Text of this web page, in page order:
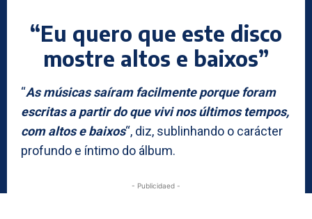
“Eu quero que este disco
mostre altos e baixos”
“As músicas saíram facilmente porque foram
escritas a partir do que vivi nos últimos tempos,
com altos e baixos“, diz, sublinhando o carácter
profundo e íntimo do álbum.
- Publicidaed -